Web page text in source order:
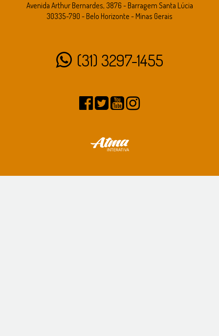
Avenida Arthur Bernardes, 3876 - Barragem Santa Lúcia
30335-790 - Belo Horizonte - Minas Gerais
(31) 3297-1455